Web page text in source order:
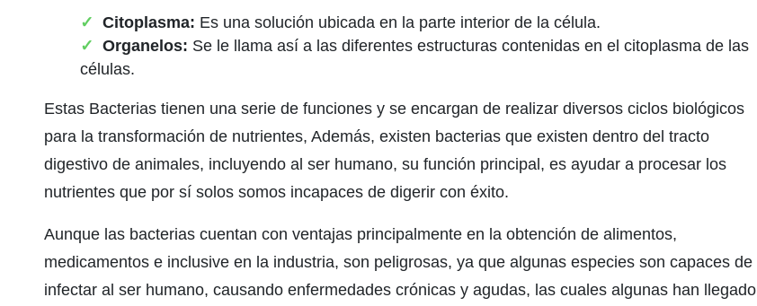
Citoplasma: Es una solución ubicada en la parte interior de la célula.
Organelos: Se le llama así a las diferentes estructuras contenidas en el citoplasma de las
células.
Estas Bacterias tienen una serie de funciones y se encargan de realizar diversos ciclos biológicos
para la transformación de nutrientes, Además, existen bacterias que existen dentro del tracto
digestivo de animales, incluyendo al ser humano, su función principal, es ayudar a procesar los
nutrientes que por sí solos somos incapaces de digerir con éxito.
Aunque las bacterias cuentan con ventajas principalmente en la obtención de alimentos,
medicamentos e inclusive en la industria, son peligrosas, ya que algunas especies son capaces de
infectar al ser humano, causando enfermedades crónicas y agudas, las cuales algunas han llegado